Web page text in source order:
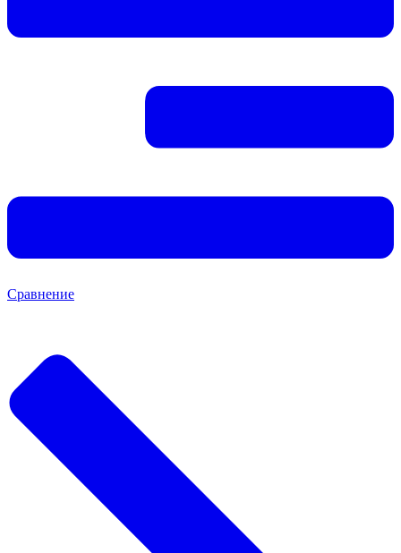
Сравнение